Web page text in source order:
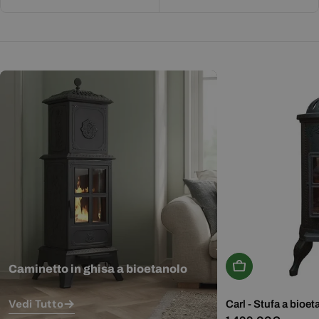
Caminetto in ghisa a bioetanolo
Vedi Tutto
Aggiungi Al
Carl - Stufa a